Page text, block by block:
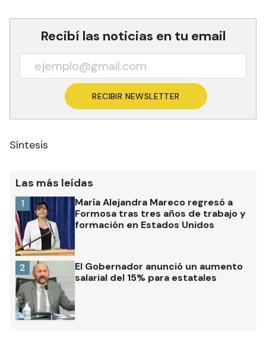
Recibí las noticias en tu email
RECIBIR NEWSLETTER
Síntesis
Las más leídas
María Alejandra Mareco regresó a
Formosa tras tres años de trabajo y
formación en Estados Unidos
1
El Gobernador anunció un aumento
salarial del 15% para estatales
2